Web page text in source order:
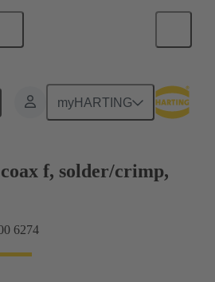
myHARTING
f, solder/crimp,
6274